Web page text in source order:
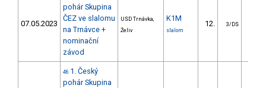
07.05.2023
pohár Skupina
ČEZ ve slalomu
na Trnávce +
nominační
závod
USD Trnávka,
Želiv
K1M
slalom
12. 3/DS
46 1. Český
pohár Skupina